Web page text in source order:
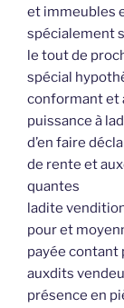
et immeubles
spécialement
le tout de
spécial
conformant et
puissance à
d’en faire
de rente et
quantes
ladite
pour et
payée contant
auxdits
présence en